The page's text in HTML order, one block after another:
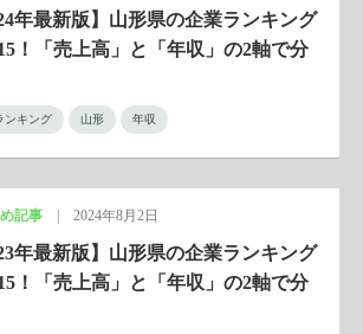
年最新版】山形県の企業ランキング
！「売上高」と「年収」の2軸で分
ンキング 山形 年収
記事 2024年8月2日
年最新版】山形県の企業ランキング
！「売上高」と「年収」の2軸で分